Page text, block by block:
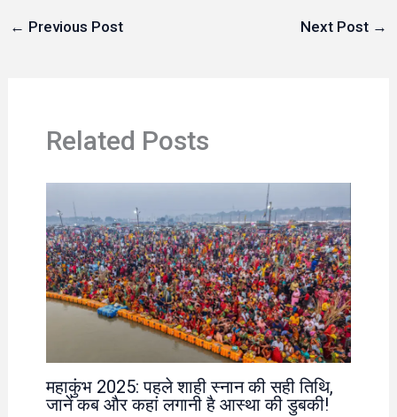
← Previous Post Next Post →
Related Posts
महाकुंभ 2025: पहले शाही स्नान की सही तिथि,
जानें कब और कहां लगानी है आस्था की डुबकी!